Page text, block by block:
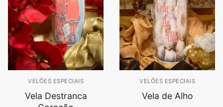
VELÕES ESPECIAIS
Vela Destranca
VELÕES ESPECIAIS
Vela de Alho